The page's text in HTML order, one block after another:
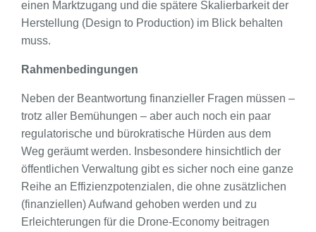
einen Marktzugang und die spätere Skalierbarkeit der
Herstellung (Design to Production) im Blick behalten
muss.
Rahmenbedingungen
Neben der Beantwortung finanzieller Fragen müssen –
trotz aller Bemühungen – aber auch noch ein paar
regulatorische und bürokratische Hürden aus dem
Weg geräumt werden. Insbesondere hinsichtlich der
öffentlichen Verwaltung gibt es sicher noch eine ganze
Reihe an Effizienzpotenzialen, die ohne zusätzlichen
(finanziellen) Aufwand gehoben werden und zu
Erleichterungen für die Drone-Economy beitragen